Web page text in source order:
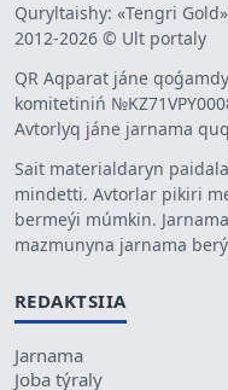
Quryltaishy: «Tengri Gold»
2012-2026 © Ult portaly
QR Aqparat jáne
komitetiniń
Avtorlyq jáne jarnama
Sait materialdaryn
mindetti. Avtorlar pikiri
bermeýi múmkin.
mazmunyna jarnama
REDAKTSIIA
Jarnama
Joba týraly